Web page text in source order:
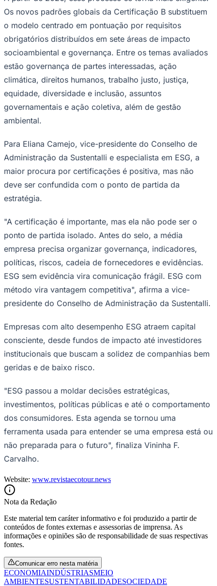
Corinthians
Palmeiras
Os novos padrões globais da Certificação B substituem
o modelo centrado em pontuação por requisitos
obrigatórios distribuídos em sete áreas de impacto
socioambiental e governança. Entre os temas avaliados
estão governança de partes interessadas, ação
climática, direitos humanos, trabalho justo, justiça,
equidade, diversidade e inclusão, assuntos
governamentais e ação coletiva, além de gestão
ambiental.
Para Eliana Camejo, vice-presidente do Conselho de
Administração da Sustentalli e especialista em ESG, a
maior procura por certificações é positiva, mas não
deve ser confundida com o ponto de partida da
estratégia.
"A certificação é importante, mas ela não pode ser o
ponto de partida isolado. Antes do selo, a média
empresa precisa organizar governança, indicadores,
políticas, riscos, cadeia de fornecedores e evidências.
ESG sem evidência vira comunicação frágil. ESG com
método vira vantagem competitiva", afirma a vice-
presidente do Conselho de Administração da Sustentalli.
Empresas com alto desempenho ESG atraem capital
consciente, desde fundos de impacto até investidores
institucionais que buscam a solidez de companhias bem
geridas e de baixo risco.
"ESG passou a moldar decisões estratégicas,
investimentos, políticas públicas e até o comportamento
dos consumidores. Esta agenda se tornou uma
ferramenta usada para entender se uma empresa está ou
não preparada para o futuro", finaliza Vininha F.
Carvalho.
Website: www.revistaecotour.news
Nota da Redação
Este material tem caráter informativo e foi produzido a partir de
conteúdos de fontes externas e assessorias de imprensa. As
informações e opiniões são de responsabilidade de suas respectivas
fontes.
Comunicar erro nesta matéria
ECONOMIAINDÚSTRIASMEIO
AMBIENTESUSTENTABILIDADESOCIEDADE